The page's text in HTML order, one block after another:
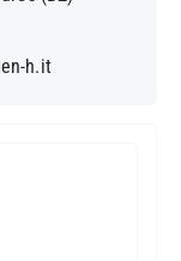
h.it